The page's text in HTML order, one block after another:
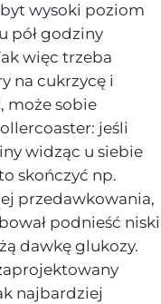
wysoki poziom
pół godziny
więc trzeba
na cukrzycę i
może sobie
jeśli
widząc u siebie
skończyć np.
przedawkowania,
podnieść niski
dawkę glukozy.
najbardziej